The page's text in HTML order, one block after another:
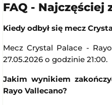
FAQ - Najczęściej
Kiedy odbył się mecz
Mecz Crystal Palace -
27.05.2026 o godzinie 21:00.
Jakim wynikiem
Rayo Vallecano?